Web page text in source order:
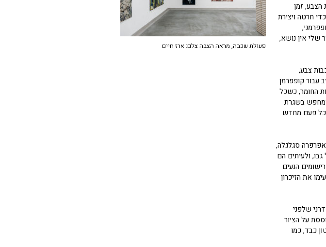
הצבע, זמן
חרטה ויצירת
שלי אין נושא,
צבע,
עבור קופפרמן
החומר, כשכל
בשגרת
פעם מחדש
סגלגלה,
ולעיתים הם
הנעים
את הזיכרון
שלפני
על הציור
כבד, כמו
פעולת שכבה, מראה הצבה צלם: ארז חיים